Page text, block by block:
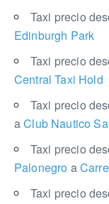
Taxi precio
Edinburgh Park
Taxi precio
Central Taxi Hold
Taxi precio
aClub Nautico
Taxi precio
Palonegro a
Taxi precio